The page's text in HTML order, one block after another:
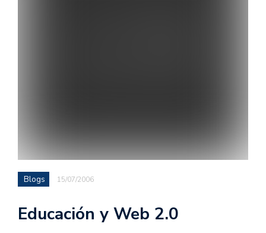
Blogs 15/07/2006
Educación y Web 2.0